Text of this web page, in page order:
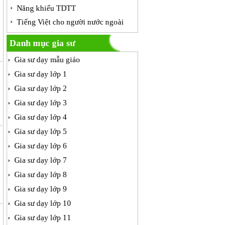
Năng khiếu TDTT
Tiếng Việt cho người nước ngoài
Danh mục gia sư
Gia sư dạy mẫu giáo
Gia sư dạy lớp 1
Gia sư dạy lớp 2
Gia sư dạy lớp 3
Gia sư dạy lớp 4
Gia sư dạy lớp 5
Gia sư dạy lớp 6
Gia sư dạy lớp 7
Gia sư dạy lớp 8
Gia sư dạy lớp 9
Gia sư dạy lớp 10
Gia sư dạy lớp 11